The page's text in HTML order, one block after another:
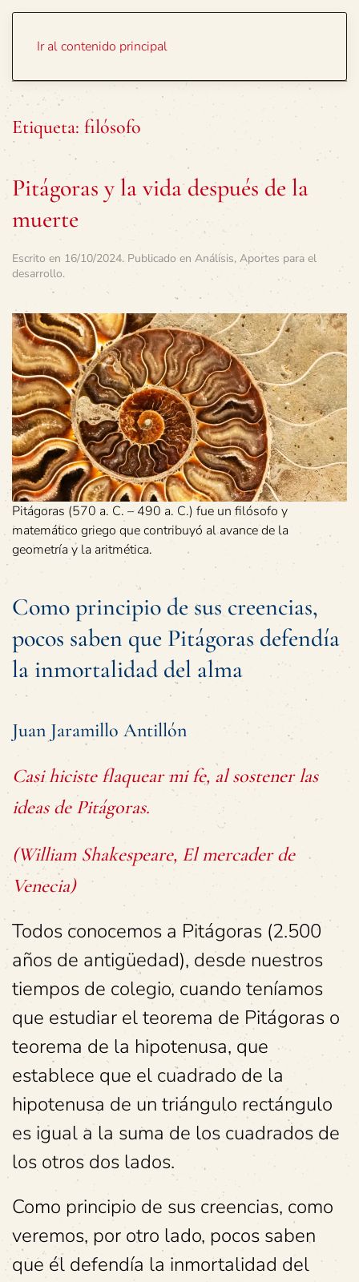
Ir al contenido principal
Etiqueta: filósofo
Pitágoras y la vida después de la
muerte
Escrito en 16/10/2024. Publicado en Análisis, Aportes para el
desarrollo.
Pitágoras (570 a. C. – 490 a. C.) fue un filósofo y
matemático griego que contribuyó al avance de la
geometría y la aritmética.
Como principio de sus creencias,
pocos saben que Pitágoras defendía
la inmortalidad del alma
Juan Jaramillo Antillón
Casi hiciste flaquear mi fe, al sostener las
ideas de Pitágoras.
(William Shakespeare, El mercader de
Venecia)
Todos conocemos a Pitágoras (2.500
años de antigüedad), desde nuestros
tiempos de colegio, cuando teníamos
que estudiar el teorema de Pitágoras o
teorema de la hipotenusa, que
establece que el cuadrado de la
hipotenusa de un triángulo rectángulo
es igual a la suma de los cuadrados de
los otros dos lados.
Como principio de sus creencias, como
veremos, por otro lado, pocos saben
que él defendía la inmortalidad del